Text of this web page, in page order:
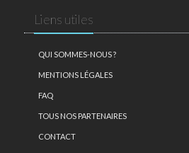
Liens utiles
QUI SOMMES-NOUS ?
MENTIONS LÉGALES
FAQ
TOUS NOS PARTENAIRES
CONTACT